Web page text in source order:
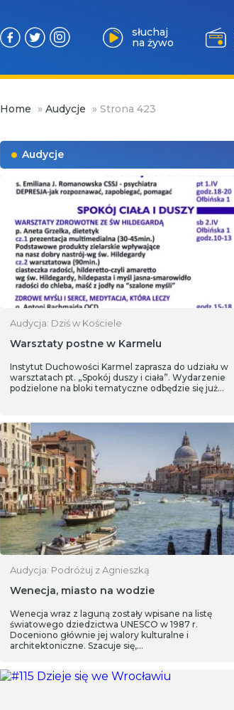
słuchaj
na żywo
Home » Audycje » Strona 423
Audycje
Audycja: Dziś w Kościele
Warsztaty postne w Karmelu
Instytut Duchowości Karmel zaprasza do udziału w
warsztatach pt. „Spokój duszy i ciała”. Wydarzenie
podzielone na bloki tematyczne odbędzie się już…
Audycja: Podróżuj z Agnieszką
Wenecja, miasto na wodzie
Wenecja wraz z laguną zostały wpisane na listę
światowego dziedzictwa UNESCO w 1987 r.
Doceniono głównie jej walory kulturalne i
architektoniczne. Szacuje się,…